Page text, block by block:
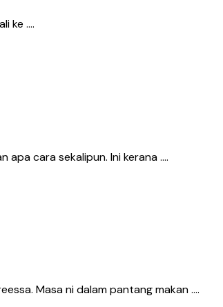
ke ….
cara sekalipun. Ini kerana ….
Masa ni dalam pantang makan ….